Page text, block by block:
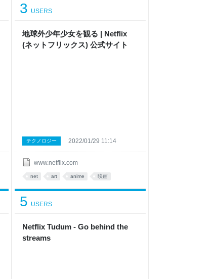
地球外少年少女 を観 る | Netflix
( ネ ッ ト フ リ ッ ク ス ) 公 式サ イ ト
3 USERS
www.netflix.com
テクノロジー 2022/01/29 11:14
net art anime 映画
Netflix Tudum - Go behind the
streams
5 USERS